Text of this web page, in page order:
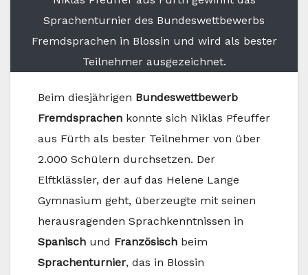
Sprachenturnier des Bundeswettbewerbs
Fremdsprachen in Blossin und wird als bester
Teilnehmer ausgezeichnet.
Beim diesjährigen Bundeswettbewerb
Fremdsprachen konnte sich Niklas Pfeuffer
aus Fürth als bester Teilnehmer von über
2.000 Schülern durchsetzen. Der
Elftklässler, der auf das Helene Lange
Gymnasium geht, überzeugte mit seinen
herausragenden Sprachkenntnissen in
Spanisch und Französisch beim
Sprachenturnier, das in Blossin